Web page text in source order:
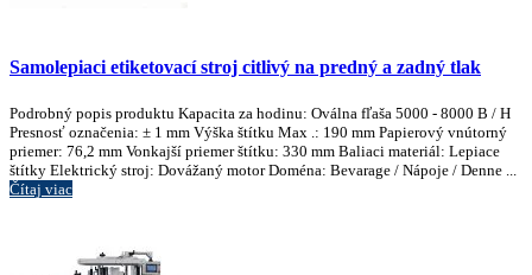
Samolepiaci etiketovací stroj citlivý na predný a zadný tlak
Podrobný popis produktu Kapacita za hodinu: Oválna fľaša 5000 - 8000 B / H
Presnosť označenia: ± 1 mm Výška štítku Max .: 190 mm Papierový vnútorný
priemer: 76,2 mm Vonkajší priemer štítku: 330 mm Baliaci materiál: Lepiace
štítky Elektrický stroj: Dovážaný motor Doména: Bevarage / Nápoje / Denne ...
Čítaj viac